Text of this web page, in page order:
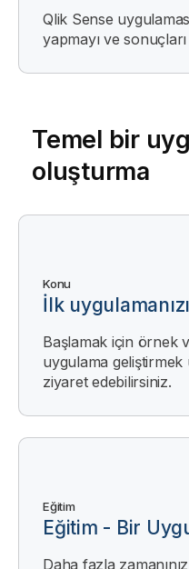
Qlik Sense
yapmayı ve
Temel bir
oluşturma
Konu
İlk
Başlamak için örnek
uygulama geliştirmek
ziyaret edebilirsiniz.
Eğitim
Eğitim - Bir
Daha fazla